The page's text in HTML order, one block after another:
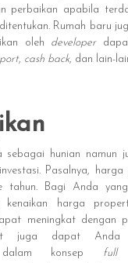
perbaikan apabila
Rumah baru
oleh developer
, cash back, dan lain-
sebagai hunian namun
Pasalnya,
Bagi Anda yang
kenaikan harga
meningkat dengan
juga dapat Anda
dalam konsep full